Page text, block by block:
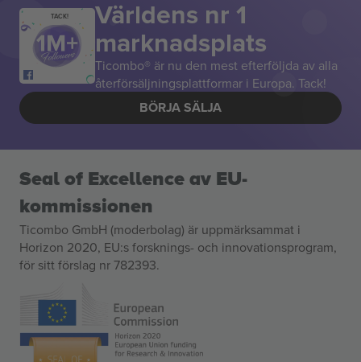
TACK! Världens nr 1
marknadsplats
Ticombo® är nu den mest efterföljda av alla
återförsäljningsplattformar i Europa. Tack!
BÖRJA SÄLJA
Seal of Excellence av EU-
kommissionen
Ticombo GmbH (moderbolag) är uppmärksammat i
Horizon 2020, EU:s forsknings- och innovationsprogram,
för sitt förslag nr 782393.